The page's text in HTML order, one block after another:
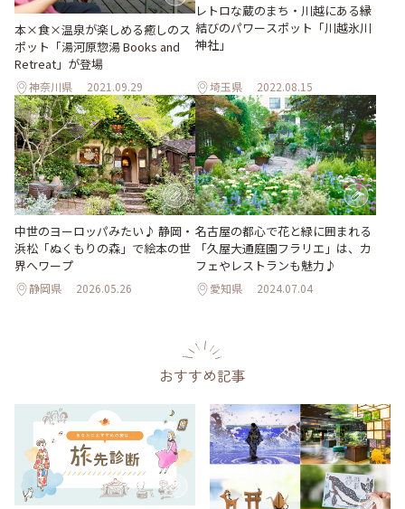
本×食×温泉が楽しめる癒しのス
ポット「湯河原惣湯 Books and
Retreat」が登場
神奈川県 2021.09.29
レトロな蔵のまち・川越にある縁
結びのパワースポット「川越氷川
神社」
埼玉県 2022.08.15
中世のヨーロッパみたい♪ 静岡・
浜松「ぬくもりの森」で絵本の世
界へワープ
静岡県 2026.05.26
名古屋の都心で花と緑に囲まれる
「久屋大通庭園フラリエ」は、カ
フェやレストランも魅力♪
愛知県 2024.07.04
おすすめ記事